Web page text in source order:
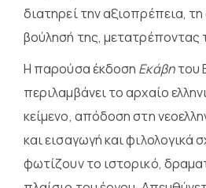
διατηρεί την αξιοπρέπεια, τη
βούλησή της, μετατρέποντας
Η παρούσα έκδοση Εκάβητου
περιλαμβάνει το αρχαίο
κείμενο, απόδοση στη
και εισαγωγή και φιλολογικά
φωτίζουν το ιστορικό,